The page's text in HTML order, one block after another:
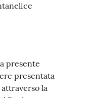
presente
presentata
la